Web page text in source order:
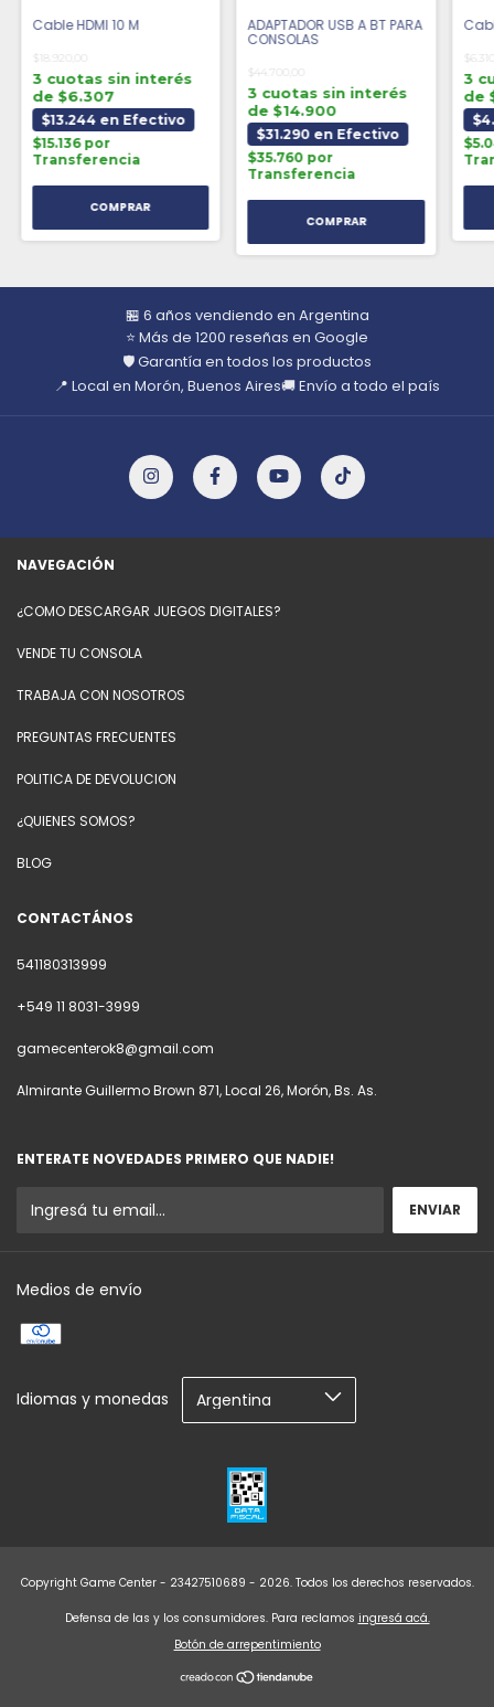
Cable HDMI 10 M
$18.920,00
3 cuotas sin interés
de $6.307
$13.244 en Efectivo
$15.136 por
Transferencia
ADAPTADOR USB A BT PARA
CONSOLAS
$44.700,00
3 cuotas sin interés
de $14.900
$31.290 en Efectivo
$35.760 por
Transferencia
3
de
🏪 6 años vendiendo en Argentina
⭐ Más de 1200 reseñas en Google
🛡️ Garantía en todos los productos
📍 Local en Morón, Buenos Aires🚚 Envío a todo el país
NAVEGACIÓN
¿COMO DESCARGAR JUEGOS DIGITALES?
VENDE TU CONSOLA
TRABAJA CON NOSOTROS
PREGUNTAS FRECUENTES
POLITICA DE DEVOLUCION
¿QUIENES SOMOS?
BLOG
CONTACTÁNOS
541180313999
+549 11 8031-3999
gamecenterok8@gmail.com
Almirante Guillermo Brown 871, Local 26, Morón, Bs. As.
ENTERATE NOVEDADES PRIMERO QUE NADIE!
Medios de envío
Idiomas y monedas
Copyright Game Center - 23427510689 - 2026. Todos los derechos reservados.
Defensa de las y los consumidores. Para reclamos ingresá acá.
Botón de arrepentimiento